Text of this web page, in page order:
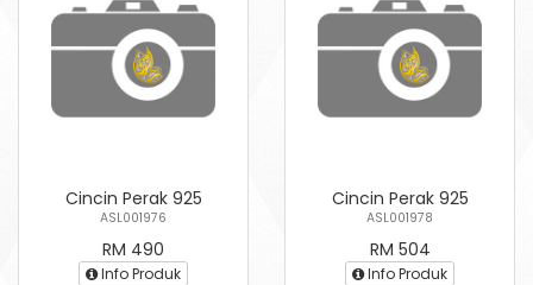
Cincin Perak 925
ASL001976
RM 490
Info Produk
Cincin Perak 925
ASL001978
RM 504
Info Produk